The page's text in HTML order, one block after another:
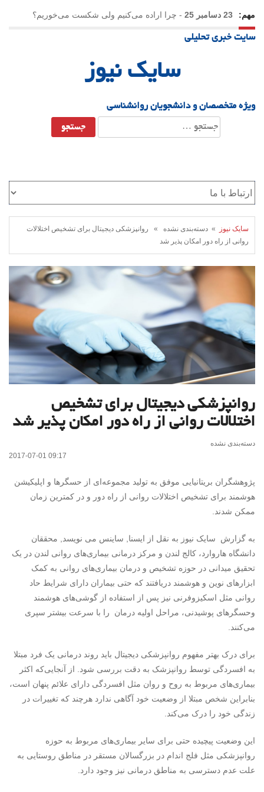
مهم: 23 دسامبر 25 - چرا اراده می‌کنیم ولی شکست می‌خوریم؟
21 دسامبر 25
سایت خبری تحلیلی
سایک نیوز
ویژه متخصصان و دانشجویان روانشناسی
جستجو
برای:
سایک نیوز
» دسته‌بندی نشده » روانپزشکی دیجیتال برای تشخیص اختلالات
روانی از راه دور امکان پذیر شد
روانپزشکی دیجیتال برای تشخیص
اختلالات روانی از راه دور امکان پذیر شد
دسته‌بندی نشده
2017-07-01 09:17
پژوهشگران بریتانیایی موفق به تولید مجموعه‌ای از حسگرها و اپلیکیشن
هوشمند برای تشخیص اختلالات روانی از راه دور و در کمترین زمان
ممکن شدند.
به گزارش سایک نیوز به نقل از ایسنا, ساینس می نویسد, محققان
دانشگاه هاروارد، کالج لندن و مرکز درمانی بیماری‌های روانی لندن در یک
تحقیق میدانی در حوزه تشخیص و درمان بیماری‌های روانی به کمک
ابزارهای نوین و هوشمند دریافتند که حتی بیماران دارای شرایط حاد
روانی مثل اسکیزوفرنی نیز پس از استفاده از گوشی‌های هوشمند
وحسگرهای پوشیدنی، مراحل اولیه درمان را با سرعت بیشتر سپری
می‌کنند.
برای درک بهتر مفهوم روانپزشکی دیجیتال باید روند درمانی یک فرد مبتلا
به افسردگی توسط روانپزشک به دقت بررسی شود. از آنجایی‌که اکثر
بیماری‌های مربوط به روح و روان مثل افسردگی دارای علائم پنهان است،
بنابراین شخص مبتلا از وضعیت خود آگاهی ندارد هرچند که تغییرات در
زندگی خود را درک می‌کند.
این وضعیت پیچیده حتی برای سایر بیماری‌های مربوط به حوزه
روانپزشکی مثل فلج اندام در بزرگسالان مستقر در مناطق روستایی به
علت عدم دسترسی به مناطق درمانی نیز وجود دارد.